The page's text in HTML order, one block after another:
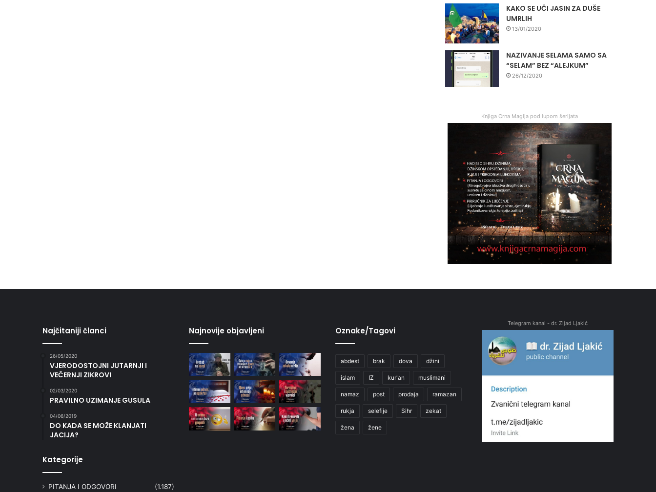
KAKO SE UČI JASIN ZA DUŠE
UMRLIH
13/01/2020
NAZIVANJE SELAMA SAMO SA
“SELAM” BEZ “ALEJKUM”
26/12/2020
Knjiga Crna Magija pod lupom šerijata
Najčitaniji članci
26/05/2020
VJERODOSTOJNI JUTARNJI I
VEČERNJI ZIKROVI
02/03/2020
PRAVILNO UZIMANJE GUSULA
04/06/2019
DO KADA SE MOŽE KLANJATI
JACIJA?
Kategorije
PITANJA I ODGOVORI (1.187)
Najnovije objavljeni Oznake/Tagovi
abdest brak dova džini
islam IZ kur'an muslimani
namaz post prodaja ramazan
rukja selefije Sihr zekat
žena žene
Telegram kanal - dr. Zijad Ljakić